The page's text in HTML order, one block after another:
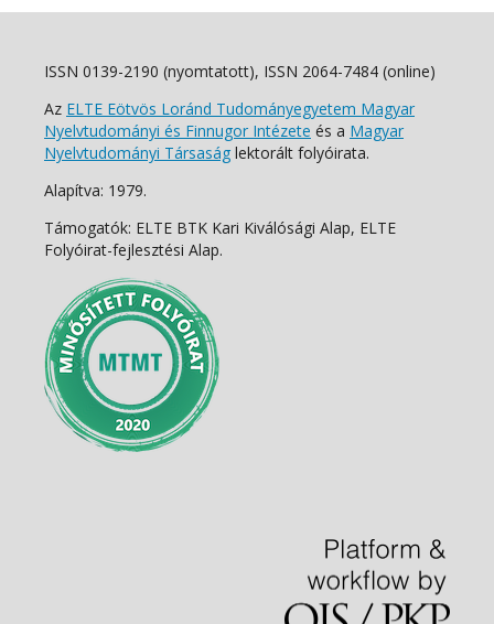
ISSN 0139-2190 (nyomtatott), ISSN 2064-7484 (online)
Az ELTE Eötvös Loránd Tudományegyetem Magyar
Nyelvtudományi és Finnugor Intézete és a Magyar
Nyelvtudományi Társaság lektorált folyóirata.
Alapítva: 1979.
Támogatók: ELTE BTK Kari Kiválósági Alap, ELTE
Folyóirat-fejlesztési Alap.